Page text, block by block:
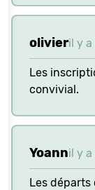
olivieril y
Les
convivial.
Yoannil y
Les départs